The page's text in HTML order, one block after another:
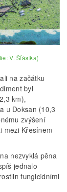
V. Šťástka)
na začátku
byl
km),
u Doksan (10,3
zvýšení
mezi Křesínem
nezvyklá pěna
jednalo
fungicidními